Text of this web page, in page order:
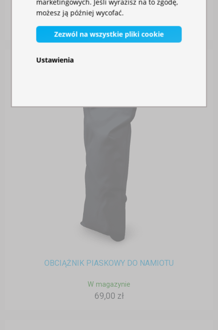
W magazynie
115,00 zł
OBCIĄŻNIK PIASKOWY DO NAMIOTU
W magazynie
69,00 zł
marketingowych. Jeśli wyrazisz na to zgodę,
możesz ją później wycofać.
Zezwól na wszystkie pliki cookie
Ustawienia